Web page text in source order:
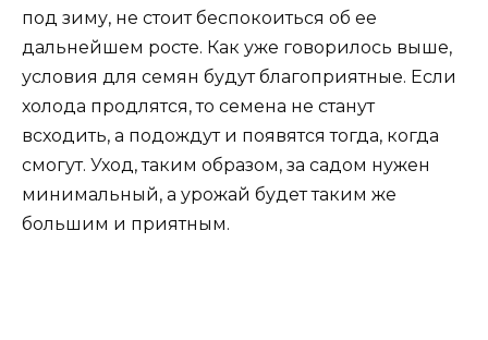
под зиму, не стоит беспокоиться об ее
дальнейшем росте. Как уже говорилось выше,
условия для семян будут благоприятные. Если
холода продлятся, то семена не станут
всходить, а подождут и появятся тогда, когда
смогут. Уход, таким образом, за садом нужен
минимальный, а урожай будет таким же
большим и приятным.